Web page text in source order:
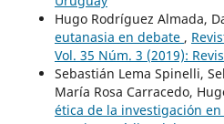
Hugo Rodríguez Almada,
eutanasia en debate ,
Vol. 35 Núm. 3 (2019):
Sebastián Lema Spinelli,
María Rosa Carracedo,
ética de la investigación